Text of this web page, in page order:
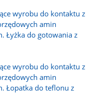
wyrobu do kontaktu z
amin
Łyżka do gotowania z
wyrobu do kontaktu z
amin
Łopatka do teflonu z